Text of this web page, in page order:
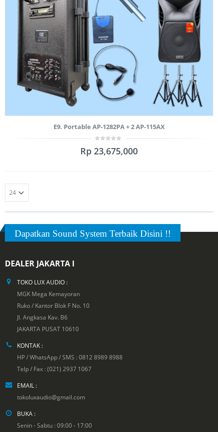
E9. Portable AP-1282PA + 2 AP-115AX
out
Rp 23,675,000
Dapatkan Sound System Terbaik Disini !!
DEALER JAKARTA I
TOKO LUX AUDIO :
MGK Mega Kemayoran
Ruko / Kantor Blok F No. 10
Jl. Angkasa Kav. B6
JAKARTA PUSAT 10610
KONTAK :
HP / WhatsApp / SMS : 0812 8989 8988
Telp / Fax : (021) 2937 1067
EMAIL :
tokoluxaudio@gmail.com
BUKA :
Senin - Sabtu : 09:00 - 17:00